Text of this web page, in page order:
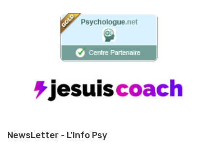
NewsLetter - L'Info Psy